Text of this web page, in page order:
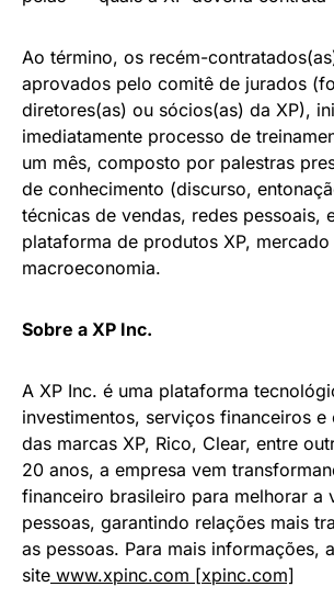
Ao término, os recém-
aprovados pelo comitê de jurados
diretores(as) ou sócios(as) da XP),
imediatamente processo de
um mês, composto por palestras
de conhecimento (discurso,
técnicas de vendas, redes pessoais,
plataforma de produtos XP,
macroeconomia.
Sobre a XP Inc.
A XP Inc. é uma plataforma
investimentos, serviços financeiros e
das marcas XP, Rico, Clear, entre
20 anos, a empresa vem
financeiro brasileiro para melhorar a
pessoas, garantindo relações mais
as pessoas. Para mais informações,
site www.xpinc.com [xpinc.com]